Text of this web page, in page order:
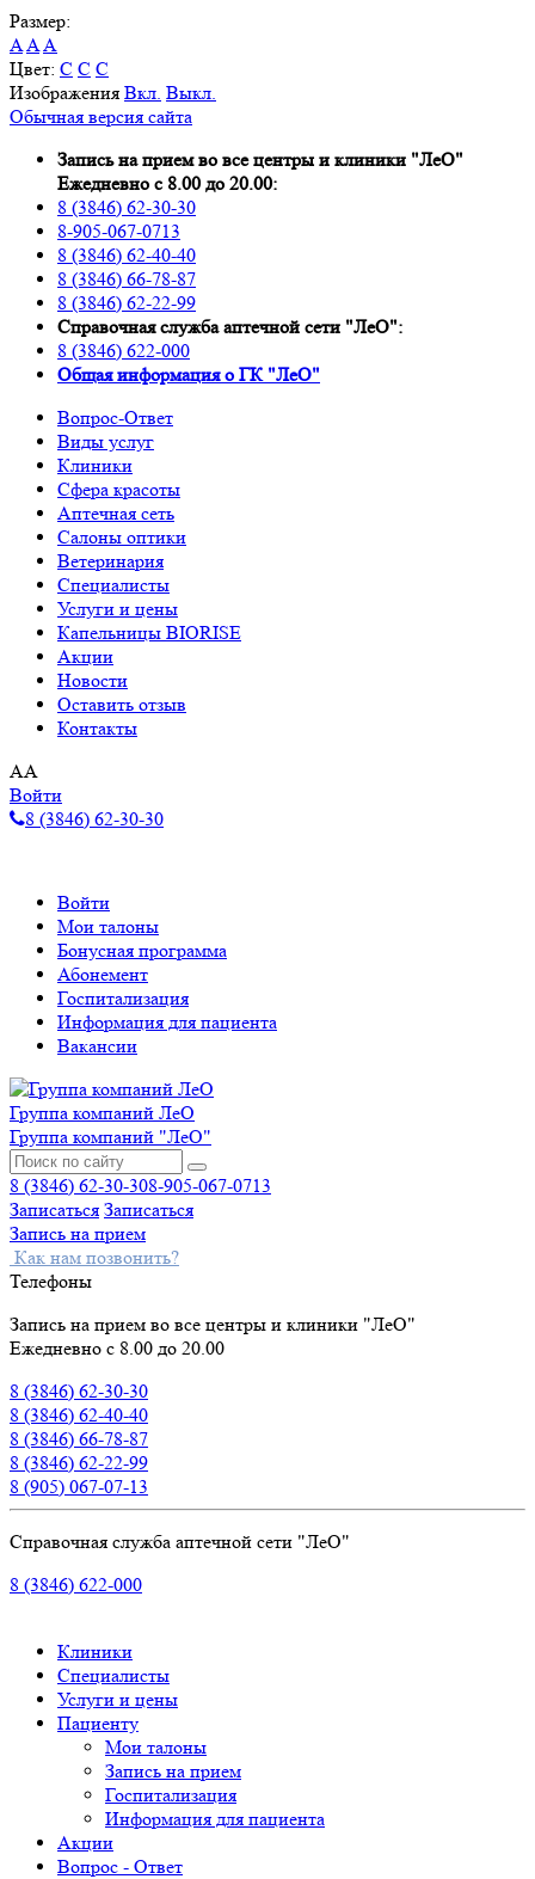
Размер:
AAA
Цвет: C C C
Изображения Вкл. Выкл.
Обычная версия сайта
Запись на прием во все центры и клиники "ЛеО"
Ежедневно с 8.00 до 20.00:
8 (3846) 62-30-30
8-905-067-0713
8 (3846) 62-40-40
8 (3846) 66-78-87
8 (3846) 62-22-99
Справочная служба аптечной сети "ЛеО":
8 (3846) 622-000
Oбщая информация о ГК "ЛеО"
Вопрос-Ответ
Виды услуг
Клиники
Сфера красоты
Аптечная сеть
Салоны оптики
Ветеринария
Специалисты
Услуги и цены
Капельницы BIORISE
Акции
Новости
Оставить отзыв
Контакты
AA
Войти
8 (3846) 62-30-30
Войти
Мои талоны
Бонусная программа
Абонемент
Госпитализация
Информация для пациента
Вакансии
Группа компаний ЛеО
Группа компаний "ЛеО"
8 (3846) 62-30-308-905-067-0713
Записаться Записаться
Запись на прием
Как нам позвонить?
Телефоны
Запись на прием во все центры и клиники "ЛеО"
Ежедневно с 8.00 до 20.00
8 (3846) 62-30-30
8 (3846) 62-40-40
8 (3846) 66-78-87
8 (3846) 62-22-99
8 (905) 067-07-13
Справочная служба аптечной сети "ЛеО"
8 (3846) 622-000
Клиники
Специалисты
Услуги и цены
Пациенту
Мои талоны
Запись на прием
Госпитализация
Информация для пациента
Акции
Вопрос - Ответ